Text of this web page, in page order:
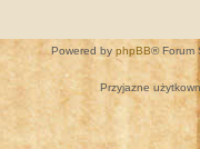
Powered by phpBB® Forum
Przyjazne